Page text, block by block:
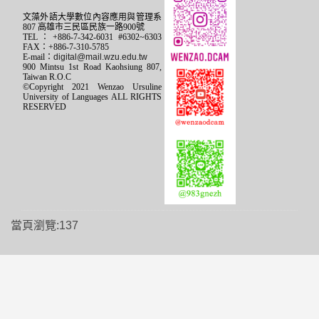
文藻外語大學數位內容應用與管理系
807 高雄市三民區民族一路900號
TEL：+886-7-342-6031 #6302~6303
FAX：+886-7-310-5785
E-mail： digital@mail.wzu.edu.tw
900 Mintsu 1st Road Kaohsiung 807,
Taiwan R.O.C
©Copyright 2021 Wenzao Ursuline
University of Languages ALL RIGHTS
RESERVED
當頁瀏覽:137